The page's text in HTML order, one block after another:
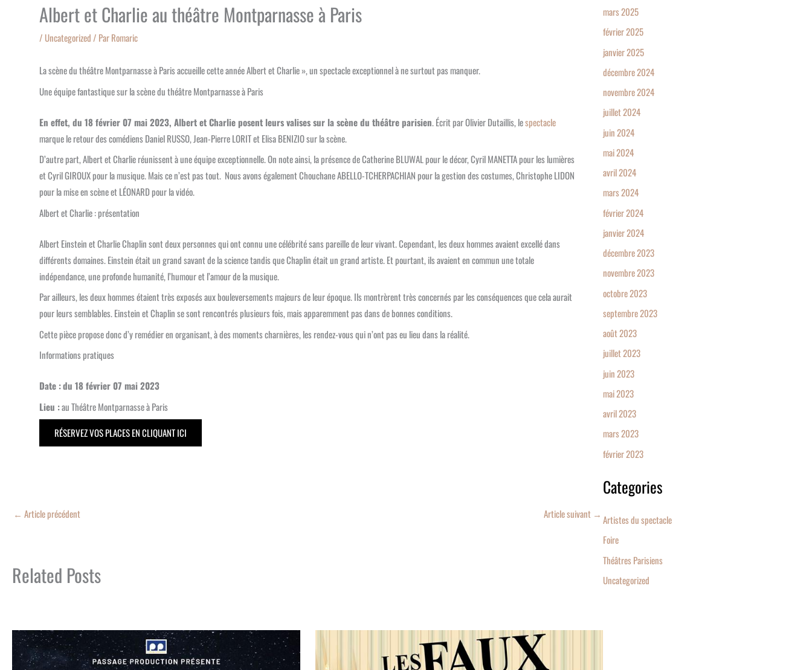
Albert et Charlie au théâtre Montparnasse à Paris
/ Uncategorized / ParRomaric
La scène du théâtre Montparnasse à Paris accueille cette année Albert et Charlie », un spectacle exceptionnel à ne surtout pas manquer.
Une équipe fantastique sur la scène du théâtre Montparnasse à Paris
En effet, du 18 février 07 mai 2023, Albert et Charlie posent leurs valises sur la scène du théâtre parisien. Écrit par Olivier Dutaillis, lespectacle
marque le retour des comédiens Daniel RUSSO, Jean-Pierre LORIT et Elisa BENIZIO sur la scène.
D’autre part, Albert et Charlie réunissent à une équipe exceptionnelle. On note ainsi, la présence de Catherine BLUWAL pour le décor, Cyril MANETTA pour les lumières
et Cyril GIROUX pour la musique. Mais ce n’est pas tout. Nous avons également Chouchane ABELLO-TCHERPACHIAN pour la gestion des costumes, Christophe LIDON
pour la mise en scène et LÉONARD pour la vidéo.
Albert et Charlie : présentation
Albert Einstein et Charlie Chaplin sont deux personnes qui ont connu une célébrité sans pareille de leur vivant. Cependant, les deux hommes avaient excellé dans
différents domaines. Einstein était un grand savant de la science tandis que Chaplin était un grand artiste. Et pourtant, ils avaient en commun une totale
indépendance, une profonde humanité, l’humour et l’amour de la musique.
Par ailleurs, les deux hommes étaient très exposés aux bouleversements majeurs de leur époque. Ils montrèrent très concernés par les conséquences que cela aurait
pour leurs semblables. Einstein et Chaplin se sont rencontrés plusieurs fois, mais apparemment pas dans de bonnes conditions.
Cette pièce propose donc d’y remédier en organisant, à des moments charnières, les rendez-vous qui n’ont pas eu lieu dans la réalité.
Informations pratiques
Date :du 18 février 07 mai 2023
Lieu :au Théâtre Montparnasse à Paris
RÉSERVEZ VOS PLACES EN CLIQUANT ICI
← Article précédent Article suivant →
Related Posts
mars 2025
février 2025
janvier 2025
décembre 2024
novembre 2024
juillet 2024
juin 2024
mai 2024
avril 2024
mars 2024
février 2024
janvier 2024
décembre 2023
novembre 2023
octobre 2023
septembre 2023
août 2023
juillet 2023
juin 2023
mai 2023
avril 2023
mars 2023
février 2023
Categories
Artistes du spectacle
Foire
Théâtres Parisiens
Uncategorized